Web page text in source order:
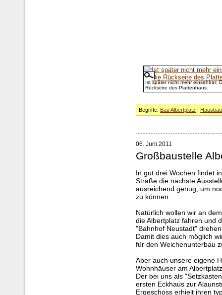
Ist später nicht mehr einsehbar:
Rückseite des Plattenbaus.
Begriffe: Bau Albertplatz | Hausbau
06. Juni 2011
Großbaustelle
In gut drei Wochen findet
Straße die nächste
ausreichend genug, um
zu können.
Natürlich wollen wir an
die Albertplatz fahren und
"Bahnhof Neustadt"
Damit dies auch möglich
für den Weichenunterbau
Aber auch unsere eigene
Wohnhäuser am
Der bei uns als
ersten Eckhaus zur
Ergeschoss erhielt ihren